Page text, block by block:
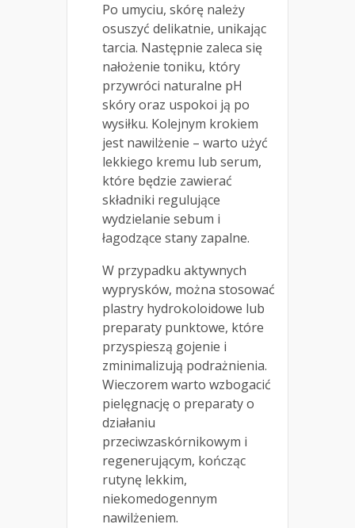
Po umyciu, skórę należy
osuszyć delikatnie, unikając
tarcia. Następnie zaleca się
nałożenie toniku, który
przywróci naturalne pH
skóry oraz uspokoi ją po
wysiłku. Kolejnym krokiem
jest nawilżenie – warto użyć
lekkiego kremu lub serum,
które będzie zawierać
składniki regulujące
wydzielanie sebum i
łagodzące stany zapalne.
W przypadku aktywnych
wyprysków, można stosować
plastry hydrokoloidowe lub
preparaty punktowe, które
przyspieszą gojenie i
zminimalizują podrażnienia.
Wieczorem warto wzbogacić
pielęgnację o preparaty o
działaniu
przeciwzaskórnikowym i
regenerującym, kończąc
rutynę lekkim,
niekomedogennym
nawilżeniem.